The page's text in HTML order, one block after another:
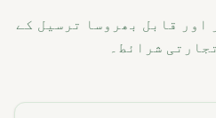
اور قابل بھروسا ترسیل کے
شرائط۔